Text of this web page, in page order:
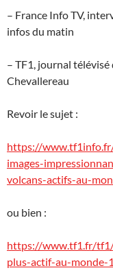
– France Info TV,
infos du matin
– TF1, journal
Chevallereau
Revoir le sujet :
https://
images-
volcans-actifs-au-
ou bien :
https://www.tf1.fr/
plus-actif-au-monde-